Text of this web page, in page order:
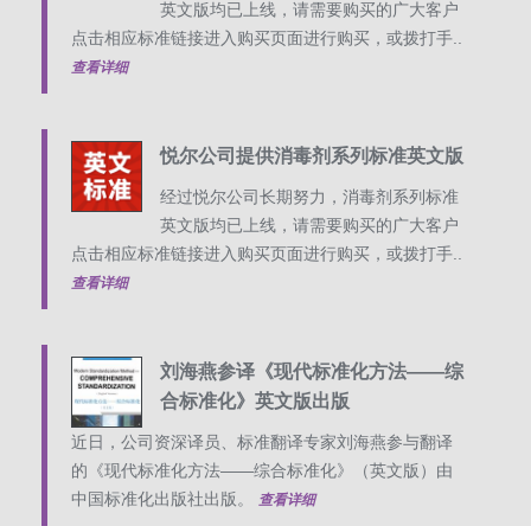
英文版均已上线，请需要购买的广大客户
点击相应标准链接进入购买页面进行购买，或拨打手..
查看详细
悦尔公司提供消毒剂系列标准英文版
经过悦尔公司长期努力，消毒剂系列标准
英文版均已上线，请需要购买的广大客户
点击相应标准链接进入购买页面进行购买，或拨打手..
查看详细
刘海燕参译《现代标准化方法——综
合标准化》英文版出版
近日，公司资深译员、标准翻译专家刘海燕参与翻译
的《现代标准化方法——综合标准化》（英文版）由
中国标准化出版社出版。
查看详细